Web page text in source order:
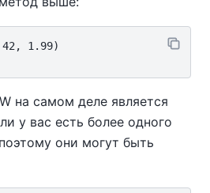
1.99)
на самом деле является
у вас есть более одного
они могут быть